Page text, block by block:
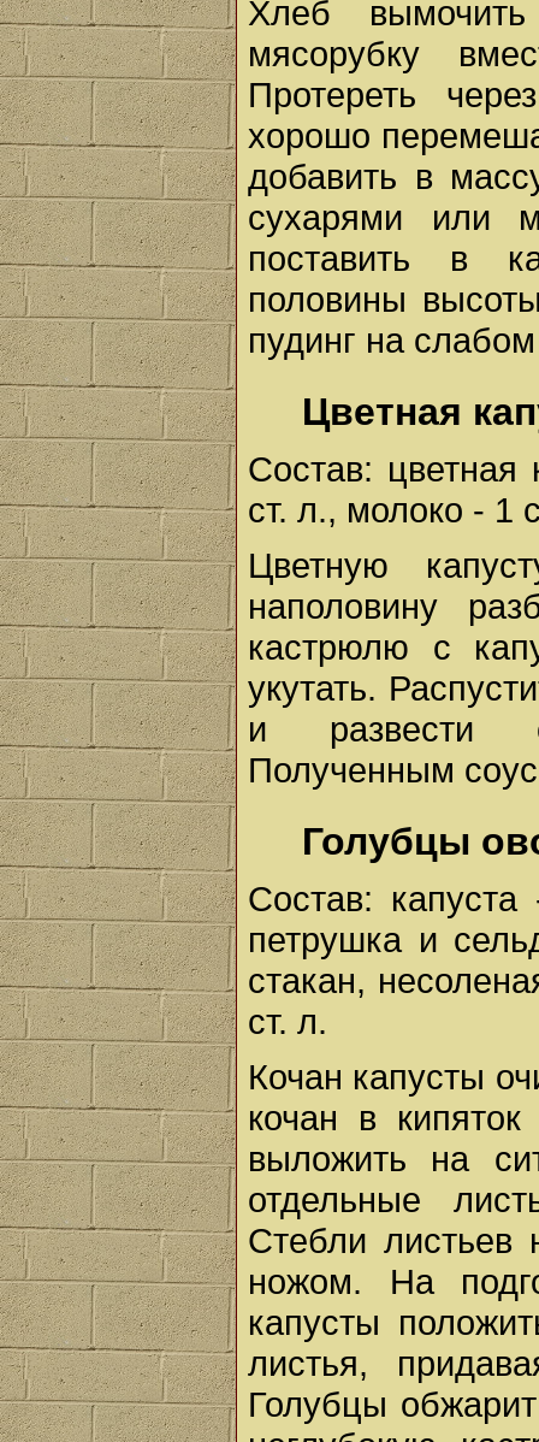
Хлеб
мясорубку
Протереть
хорошо
добавить в
сухарями или
поставить в
половины
пудинг на
Цветная
Состав: цветная
ст. л., молоко - 1
Цветную
наполовину
кастрюлю с
укутать.
и развести
Полученным
Голубцы
Состав:
петрушка и
стакан,
ст. л.
Кочан капусты
кочан в
выложить на
отдельные
Стебли листьев
ножом. На
капусты
листья,
Голубцы